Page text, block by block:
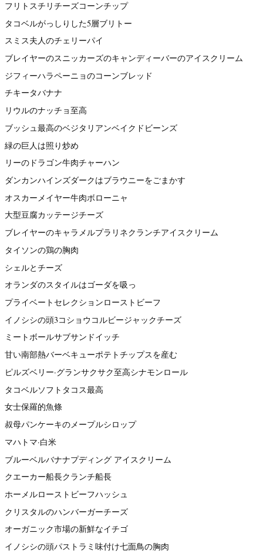
フリトスチリチーズコーンチップ
タコベルがっしりした5層ブリトー
スミス夫人のチェリーパイ
ブレイヤーのスニッカーズのキャンディーバーのアイスクリーム
ジフィーハラペーニョのコーンブレッド
チキータバナナ
リウルのナッチョ至高
ブッシュ最高のベジタリアンベイクドビーンズ
緑の巨人は照り炒め
リーのドラゴン牛肉チャーハン
ダンカンハインズダークはブラウニーをごまかす
オスカーメイヤー牛肉ボローニャ
大型豆腐カッテージチーズ
ブレイヤーのキャラメルプラリネクランチアイスクリーム
タイソンの鶏の胸肉
シェルとチーズ
オランダのスタイルはゴーダを吸っ
プライベートセレクションローストビーフ
イノシシの頭3コショウコルビージャックチーズ
ミートボールサブサンドイッチ
甘い南部熱バーベキューポテトチップスを産む
ピルズベリー·グランサクサク至高シナモンロール
タコベルソフトタコス最高
女士保羅的魚條
叔母パンケーキのメープルシロップ
マハトマ·白米
ブルーベルバナナプディング アイスクリーム
クエーカー船長クランチ船長
ホーメルローストビーフハッシュ
クリスタルのハンバーガーチーズ
オーガニック市場の新鮮なイチゴ
イノシシの頭パストラミ味付け七面鳥の胸肉